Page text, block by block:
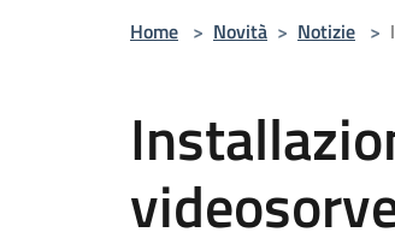
Home > Novità > Notizie >